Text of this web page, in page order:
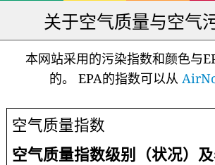
关于空气质量与空气
本网站采用的污染指数和颜色与
的。 EPA的指数可以从
空气质量指数
空气质量指数级别（状况）